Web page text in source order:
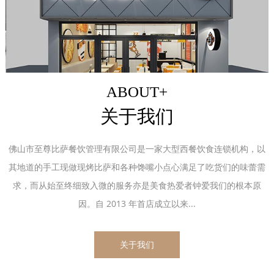
ABOUT+
关于我们
佛山市至尊比萨餐饮管理有限公司是一家大型西餐饮食连锁机构，以
其地道的手工现做现烤比萨和各种馋嘴小点心满足了吃货们的味蕾需
求，而从始至终细致入微的服务亦是美食热爱者钟爱我们的根本原
因。自 2013 年首店成立以来...
关于我们